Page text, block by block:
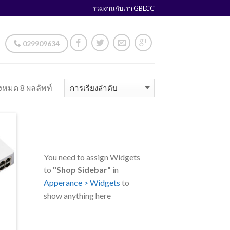
ร่วมงานกับเรา GBLCC
029909634
หมด 8 ผลลัพท์
You need to assign Widgets
to "Shop Sidebar" in
Apperance > Widgets to
show anything here